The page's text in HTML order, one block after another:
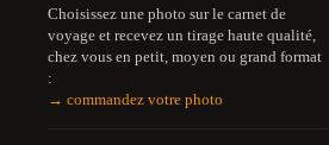
Choisissez une photo sur le carnet de
voyage et recevez un tirage haute qualité,
chez vous en petit, moyen ou grand format
:
→ commandez votre photo